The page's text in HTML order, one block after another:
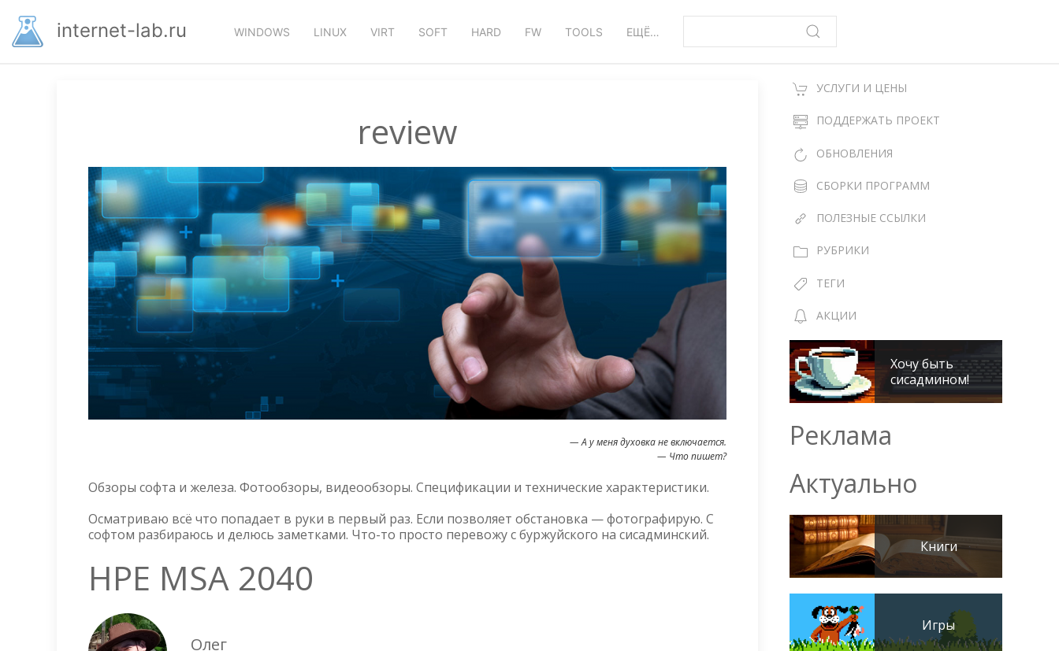
основномуinternet-lab.ru WINDOWS LINUX VIRT SOFT HARD FW TOOLS ЕЩЁ…
review
— А у меня духовка не включается.
— Что пишет?
Обзоры софта и железа. Фотообзоры, видеообзоры. Спецификации и технические характеристики.
Осматриваю всё что попадает в руки в первый раз. Если позволяет обстановка — фотографирую. С
софтом разбираюсь и делюсь заметками. Что-то просто перевожу с буржуйского на сисадминский.
HPE MSA 2040
Олег
УСЛУГИ И ЦЕНЫ
ПОДДЕРЖАТЬ ПРОЕКТ
ОБНОВЛЕНИЯ
СБОРКИ ПРОГРАММ
ПОЛЕЗНЫЕ ССЫЛКИ
РУБРИКИ
ТЕГИ
АКЦИИ
Хочу быть
сисадмином!
Реклама
Актуально
Книги
Игры